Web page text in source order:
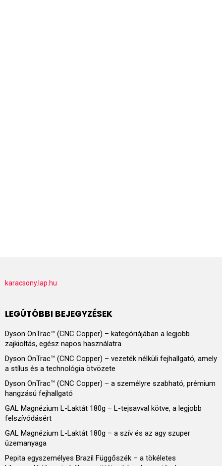
karacsony.lap.hu
LEGÚTÓBBI BEJEGYZÉSEK
Dyson OnTrac™ (CNC Copper) – kategóriájában a legjobb
zajkioltás, egész napos használatra
Dyson OnTrac™ (CNC Copper) – vezeték nélküli fejhallgató, amely
a stílus és a technológia ötvözete
Dyson OnTrac™ (CNC Copper) – a személyre szabható, prémium
hangzású fejhallgató
GAL Magnézium L-Laktát 180g – L-tejsavval kötve, a legjobb
felszívódásért
GAL Magnézium L-Laktát 180g – a szív és az agy szuper
üzemanyaga
Pepita egyszemélyes Brazil Függőszék – a tökéletes